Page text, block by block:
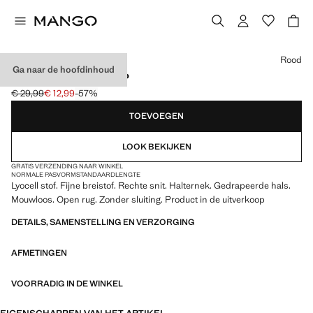
Ga naar de hoofdinhoud
LYOCELL HALTERTOP
Oorspronkelijke prijs doorgehaald [€ 29,99 ]
€ 29,99
Huidige prijs [€ 12,99 ]
€ 12,99-57%
Kies een kleur
Rood
TOEVOEGEN
LOOK BEKIJKEN
GRATIS VERZENDING NAAR WINKEL
NORMALE PASVORMSTANDAARDLENGTE
Lyocell stof. Fijne breistof. Rechte snit. Halternek. Gedrapeerde hals.
Mouwloos. Open rug. Zonder sluiting. Product in de uitverkoop
DETAILS, SAMENSTELLING EN VERZORGING
AFMETINGEN
VOORRADIG IN DE WINKEL